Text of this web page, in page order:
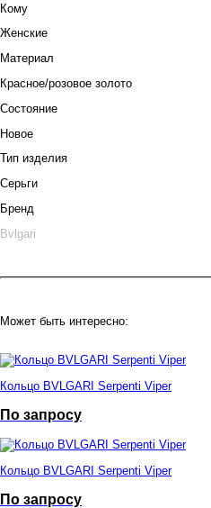
Кому
Женские
Материал
Красное/розовое золото
Состояние
Новое
Тип изделия
Серьги
Бренд
Bvlgari
Может быть интересно:
Кольцо BVLGARI Serpenti Viper
По запросу
Кольцо BVLGARI Serpenti Viper
По запросу